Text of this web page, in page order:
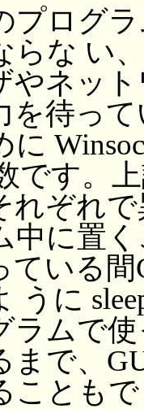
プログ
らな い
やネッ
を待っ
に
です。
れぞれ
中に置
ている
うに
ラムで
まで、
ことも